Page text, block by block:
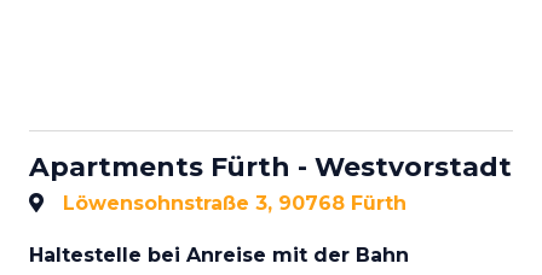
Apartments Fürth - Westvorstadt
Löwensohnstraße 3, 90768 Fürth
Haltestelle bei Anreise mit der Bahn